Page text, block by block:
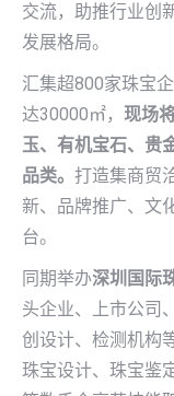
交流，助推行业创
发展格局。
汇集超800家珠宝
达30000㎡， 现场
玉、有机宝石、贵
品类。 打造集商贸
新、品牌推广、文
台。
同期举办深圳国际
头企业、上市公司
创设计、检测机构
珠宝设计、珠宝鉴